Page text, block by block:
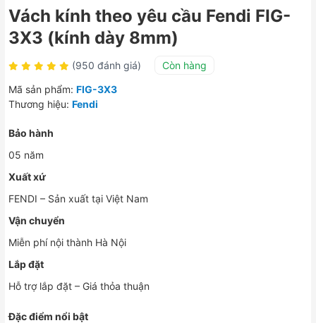
Vách kính theo yêu cầu Fendi FIG-
3X3 (kính dày 8mm)
(950 đánh giá)
Còn hàng
Mã sản phẩm: FIG-3X3
Thương hiệu: Fendi
Bảo hành
05 năm
Xuất xứ
FENDI – Sản xuất tại Việt Nam
Vận chuyển
Miễn phí nội thành Hà Nội
Lắp đặt
Hỗ trợ lắp đặt – Giá thỏa thuận
Đặc điểm nổi bật